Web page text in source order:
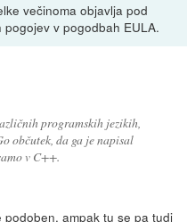
večinoma objavlja pod
v pogodbah EULA.
programskih jezikih,
občutek, da ga je napisal
v C++.
ampak tu se pa tudi